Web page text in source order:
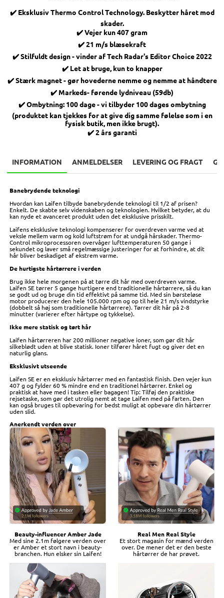
✔️ Eksklusiv Thermo Control Technology. Beskytter håret mod
skader.
✔️ Vejer kun 407 gram
✔️ 21 m/s blæsekraft
✔️ Stilfuldt design - vinder af Tech Radar's Editor Choice 2022
✔️ Let at bruge, kun to knapper
✔️ Stærk magnet - gør hovederne nemme og nemme at håndtere
✔️ Markeds- førende lydniveau (59db)
✔️ Ombytning: 100 dage - vi tilbyder 100 dages ombytning
(produktet kan tjekkes for at give dig samme følelse som i en
fysisk butik, men ikke brugt).
✔️ 2 års garanti
INFORMATION ANMELDELSER LEVERING OG FRAGT
Banebrydende teknologi
Hvordan kan Laifen tilbyde banebrydende teknologi til 1/2 af prisen?
Enkelt. De skabte selv videnskaben og teknologien. Hvilket betyder, at du
kan nyde et avanceret produkt uden det eksklusive prisskilt.
Laifens eksklusive teknologi kompenserer for overdreven varme ved at
veksle mellem varm og kold luftstrøm for at undgå hårskader. Thermo-
Control mikroprocessoren overvåger lufttemperaturen 50 gange i
sekundet og laver små regelmæssige justeringer for at forhindre, at dit
hår bliver beskadiget af ekstrem varme.
De hurtigste hårtørrere i verden
Brug ikke hele morgenen på at tørre dit hår med overdreven varme.
Laifen SE tørrer 5 gange hurtigere end traditionelle hårtørrere, så du kan
se godt ud og bruge din tid effektivt på samme tid. Med sin børsteløse
motor producerer den hele 105.000 rpm og op til hele 21 m/s vindstyrke
(dobbelt så høj som traditionelle hårtørrere). Tørrer dit hår på 2-8
minutter (varierer efter hårtype og tykkelse).
Ikke mere statisk og tørt hår
Laifen hårtørreren har 200 millioner negative ioner, som gør dit hår
silkeblødt uden at blive statisk. Ioner tilfører håret fugt og giver det en
naturlig glans.
Eksklusivt utseende
Laifen SE er en eksklusiv hårtørrer med en fantastisk finish. Den vejer kun
407 g og fylder 60 % mindre end en traditionel hårtørrer. Enkel og
praktisk at have med i tasken eller bagagen! Tip: Tilføj den praktiske
rejsetaske, som gør det utrolig nemt at tage Laifen med på farten. Den
kan også bruges til opbevaring for bedst muligt at opbevare din hårtørrer
uden slid.
Anerkendt verden over
Beauty-influencer Amber Jade
Med sine 2.1m følgere verden over
er Amber et stort navn i beauty-
branchen. Hun elsker sin Laifen!
Real Men Real Style
Et stort magasin for mænd verden
over. De mener det er den beste
hårtørrer de har prøvet.